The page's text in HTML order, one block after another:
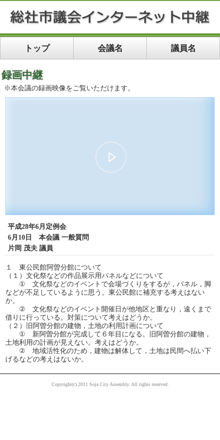
トップ 会議名 議員名
録画中継
※本会議の録画映像をご覧いただけます。
平成28年6月定例会
6月10日 本会議 一般質問
片岡 茂夫 議員
１ 東公民館阿曽分館について
（１）文化祭などの作品展示用パネルなどについて
① 文化祭などのイベントで会場づくりをするが，パネル，脚
などが不足しているように思う。東公民館に補充する考えはない
か。
② 文化祭などのイベント開催日が他地区と重なり，遠くまで
借りに行っている。対策について考えはどうか。
（２）旧阿曽分館の建物，土地の利用計画について
① 新阿曽分館が完成して６年目になる。旧阿曽分館の建物，
土地利用の計画が見えない。考えはどうか。
② 地域活性化のため，建物は解体して，土地は民間へ払い下
げるなどの考えはないか。
Copyright(c) 2011 Soja City Assembly. All rights reserved.